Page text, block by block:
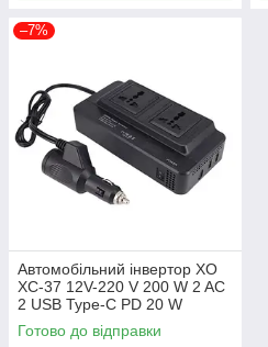
–7%
Автомобільний інвертор XO
XC-37 12V-220 V 200 W 2 AC
2 USB Type-C PD 20 W
Готово до відправки